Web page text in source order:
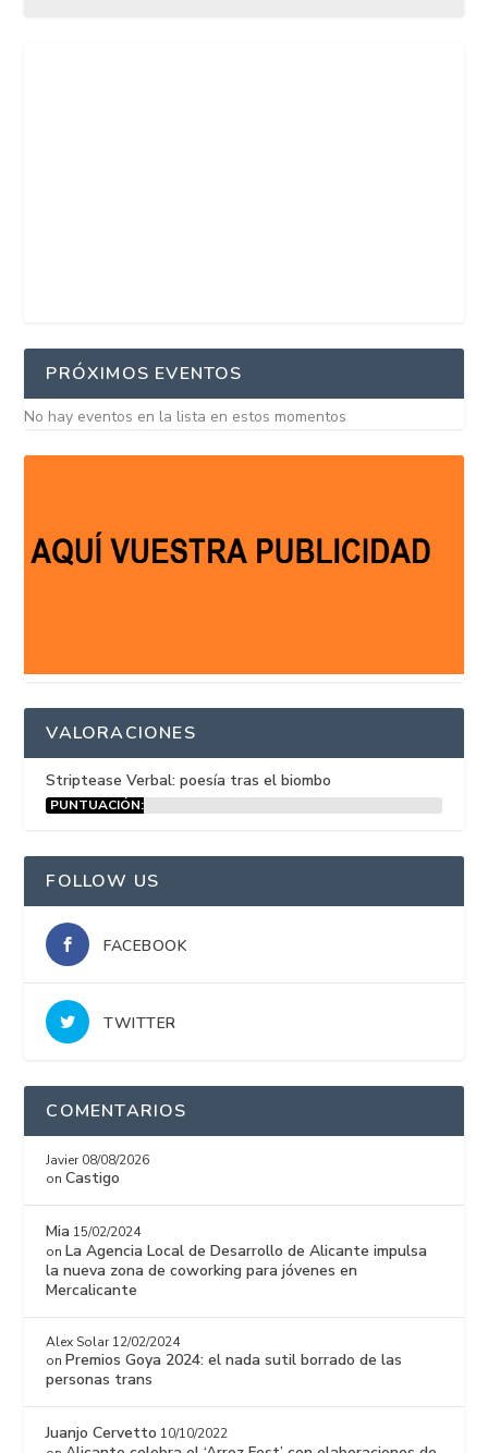
PRÓXIMOS EVENTOS
No hay eventos en la lista en estos momentos
VALORACIONES
Striptease Verbal: poesía tras el biombo
PUNTUACIÓN:
FOLLOW US
FACEBOOK
TWITTER
COMENTARIOS
Javier 08/08/2026
onCastigo
Mia 15/02/2024
onLa Agencia Local de Desarrollo de Alicante impulsa
la nueva zona de coworking para jóvenes en
Mercalicante
Alex Solar 12/02/2024
onPremios Goya 2024: el nada sutil borrado de las
personas trans
Juanjo Cervetto 10/10/2022